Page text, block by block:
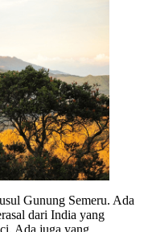
Gunung Semeru. Ada
dari India yang